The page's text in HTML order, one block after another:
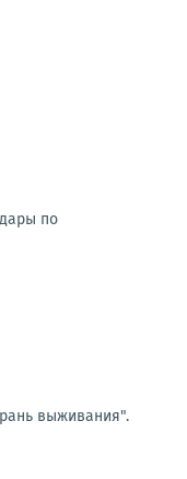
по
выживания".